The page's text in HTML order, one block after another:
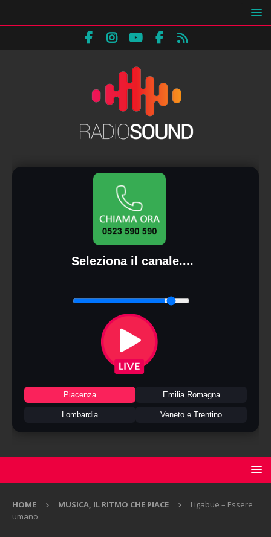
Seleziona il canale....
Piacenza Emilia Romagna
Lombardia Veneto e Trentino
HOME MUSICA, IL RITMO CHE PIACE
Ligabue – Essere
umano